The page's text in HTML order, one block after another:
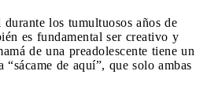
los tumultuosos años de
es fundamental ser creativo y
de una preadolescente tiene un
“sácame de aquí”, que solo ambas